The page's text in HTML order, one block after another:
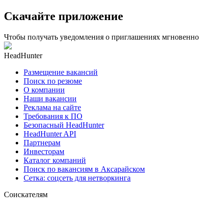
Скачайте приложение
Чтобы получать уведомления о приглашениях мгновенно
HeadHunter
Размещение вакансий
Поиск по резюме
О компании
Наши вакансии
Реклама на сайте
Требования к ПО
Безопасный HeadHunter
HeadHunter API
Партнерам
Инвесторам
Каталог компаний
Поиск по вакансиям в Аксарайском
Сетка: соцсеть для нетворкинга
Соискателям